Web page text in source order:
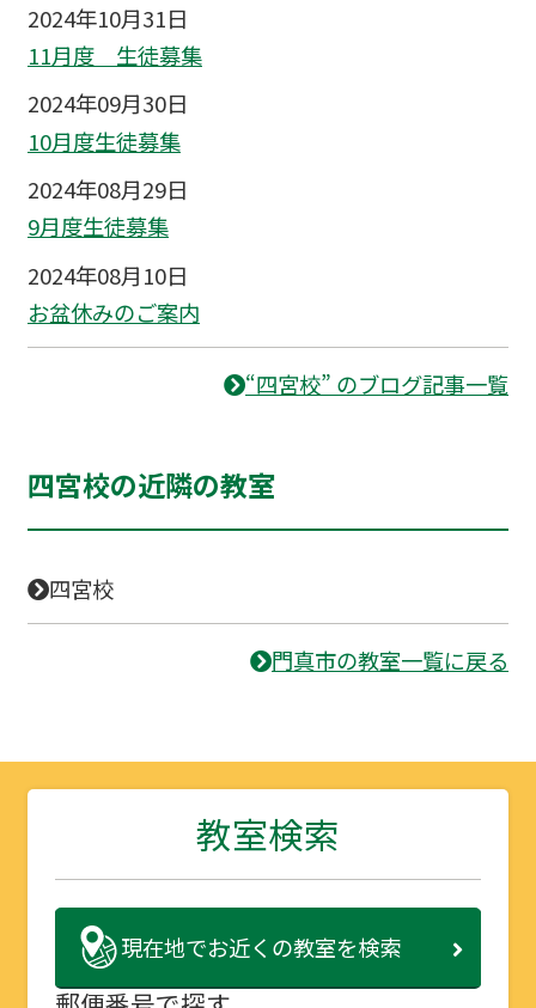
2024年10月31日
11月度 生徒募集
2024年09月30日
10月度生徒募集
2024年08月29日
9月度生徒募集
2024年08月10日
お盆休みのご案内
“四宮校” のブログ記事一覧
四宮校の近隣の教室
四宮校
門真市の教室一覧に戻る
教室検索
現在地でお近くの教室を検索